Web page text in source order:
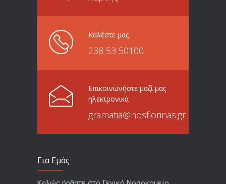
Καλέστε μας
238 53 50100
Επικοινωνήστε μαζί μας
ηλεκτρονικά
gramatia@nosflorinas.gr
Για Εμάς